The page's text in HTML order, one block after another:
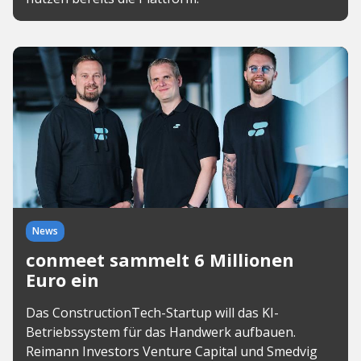
News
conmeet sammelt 6 Millionen
Euro ein
Das ConstructionTech-Startup will das KI-
Betriebssystem für das Handwerk aufbauen.
Reimann Investors Venture Capital und Smedvig